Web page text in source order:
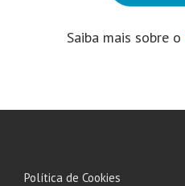
Saiba mais sobre o
Política de Cookies